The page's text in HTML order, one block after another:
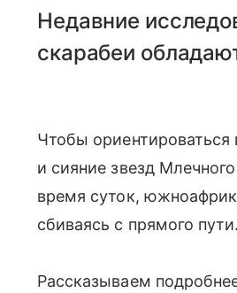
Недавние
скарабеи
Чтобы ориентироваться
и сияние звезд
время суток,
сбиваясь с прямого пути.
Рассказываем